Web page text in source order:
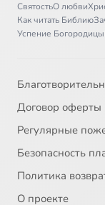
СвятостьО любви
Как читать Библию
Успение Богородицы
Договор оферты
Регулярные
Безопасность
Политика
О проекте